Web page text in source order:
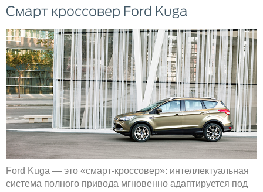
Смарт кроссовер Ford Kuga
Ford Kuga — это «смарт-кроссовер»: интеллектуальная
система полного привода мгновенно адаптируется под